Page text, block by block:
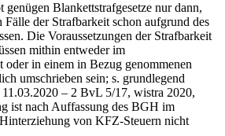
genügen Blankettstrafgesetze nur dann,
der Strafbarkeit schon aufgrund des
Die Voraussetzungen der Strafbarkeit
mithin entweder im
oder in einem in Bezug genommenen
umschrieben sein; s. grundlegend
– 2 BvL 5/17, wistra 2020,
ist nach Auffassung des BGH im
von KFZ-Steuern nicht